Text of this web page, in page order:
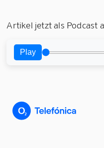
Artikel jetzt als Podcast
Play